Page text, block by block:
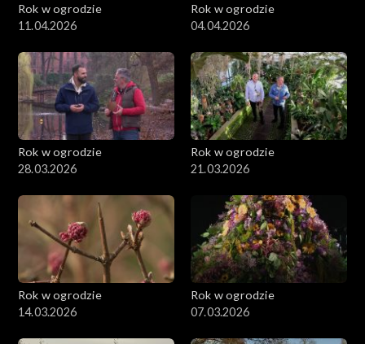
Rok w ogrodzie
11.04.2026
Rok w ogrodzie
04.04.2026
Rok w ogrodzie
28.03.2026
Rok w ogrodzie
21.03.2026
Rok w ogrodzie
14.03.2026
Rok w ogrodzie
07.03.2026